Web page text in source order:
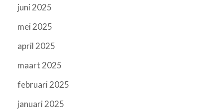
juni 2025
mei 2025
april 2025
maart 2025
februari 2025
januari 2025